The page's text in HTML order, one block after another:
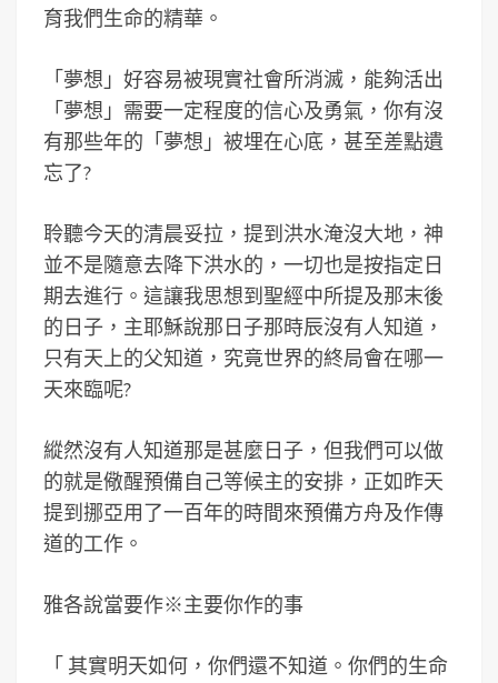
育我們生命的精華。
「夢想」好容易被現實社會所消滅，能夠活出
「夢想」需要一定程度的信心及勇氣，你有沒
有那些年的「夢想」被埋在心底，甚至差點遺
忘了?
聆聽今天的清晨妥拉，提到洪水淹沒大地，神
並不是隨意去降下洪水的，一切也是按指定日
期去進行。這讓我思想到聖經中所提及那末後
的日子，主耶穌說那日子那時辰沒有人知道，
只有天上的父知道，究竟世界的終局會在哪一
天來臨呢?
縱然沒有人知道那是甚麼日子，但我們可以做
的就是儆醒預備自己等候主的安排，正如昨天
提到挪亞用了一百年的時間來預備方舟及作傳
道的工作。
雅各說當要作※主要你作的事
「 其實明天如何，你們還不知道。你們的生命